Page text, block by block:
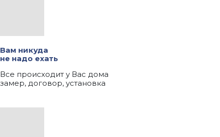
Вам никуда
не надо ехать
Все происходит у Вас дома
замер, договор, установка